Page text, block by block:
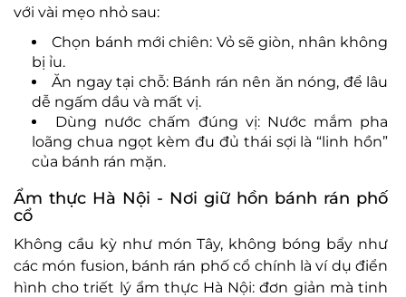
với vài mẹo nhỏ sau:
Chọn bánh mới chiên: Vỏ sẽ giòn, nhân không
bị ỉu.
Ăn ngay tại chỗ: Bánh rán nên ăn nóng, để lâu
dễ ngấm dầu và mất vị.
Dùng nước chấm đúng vị: Nước mắm pha
loãng chua ngọt kèm đu đủ thái sợi là “linh hồn”
của bánh rán mặn.
Ẩm thực Hà Nội - Nơi giữ hồn bánh rán phố
cổ
Không cầu kỳ như món Tây, không bóng bẩy như
các món fusion, bánh rán phố cổ chính là ví dụ điển
hình cho triết lý ẩm thực Hà Nội: đơn giản mà tinh